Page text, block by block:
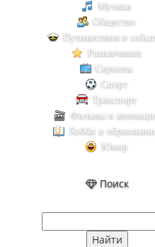
Музыка
Общество
Путешествия и
Развлечения
Сериалы
Спорт
Транспорт
Фильмы и
Хобби и
Юмор
Поиск